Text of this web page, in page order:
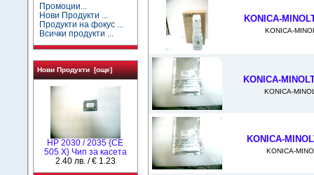
Промоции...
Нови Продукти ...
Продукти на фокус ...
Всички продукти ...
Нови Продукти [още]
HP 2030 / 2035 {CE
505 X} Чип за касета
2.40 лв. / € 1.23
KONICA-
KONICA-
KONICA-
KONICA-
KONICA-
KONICA-